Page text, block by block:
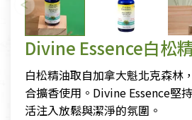
Divine Essence白松
白松精油取自加拿大魁北克森林
合擴香使用。Divine Essence堅
活注入放鬆與潔淨的氛圍。